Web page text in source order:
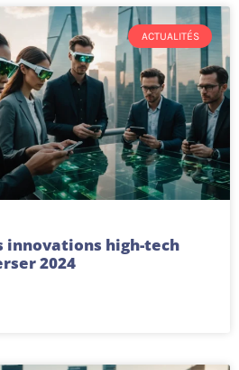
ACTUALITÉS
innovations high-tech
2024